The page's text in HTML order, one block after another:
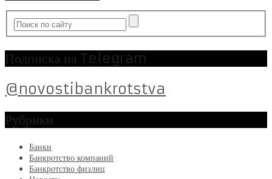
Подписка на Telegram
@novostibankrotstva
Рубрики
Банки
Банкротство компаний
Банкротство физлиц